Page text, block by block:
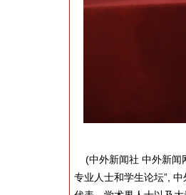
(中外新闻社 中外新闻
专业人士和学生论坛”,